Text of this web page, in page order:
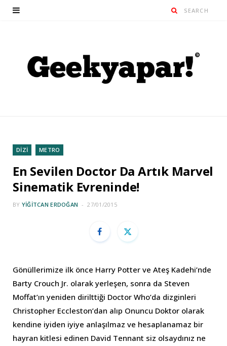
DİZİ METRO
En Sevilen Doctor Da Artık Marvel
Sinematik Evreninde!
BY YIĞITCAN ERDOĞAN 27/01/2015
Gönüllerimize ilk önce Harry Potter ve Ateş Kadehi’nde
Barty Crouch Jr. olarak yerleşen, sonra da Steven
Moffat’ın yeniden dirilttiği Doctor Who’da dizginleri
Christopher Eccleston’dan alıp Onuncu Doktor olarak
kendine iyiden iyiye anlaşılmaz ve hesaplanamaz bir
hayran kitlesi edinen David Tennant siz olsaydınız ne